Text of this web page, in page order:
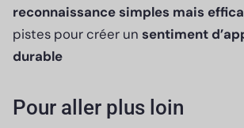
reconnaissance simples mais
pistes pour créer un sentiment
durable
Pour aller plus loin